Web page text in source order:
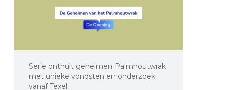
Serie onthult geheimen Palmhoutwrak
met unieke vondsten en onderzoek
vanaf Texel.